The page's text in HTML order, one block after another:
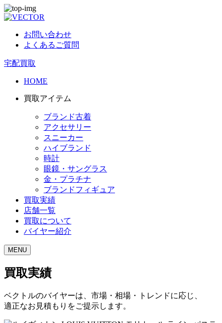
お問い合わせ
よくあるご質問
宅配買取
HOME
買取アイテム
ブランド古着
アクセサリー
スニーカー
ハイブランド
時計
眼鏡・サングラス
金・プラチナ
ブランドフィギュア
買取実績
店舗一覧
買取について
バイヤー紹介
MENU
買取実績
ベクトルのバイヤーは、市場・相場・トレンドに応じ、
適正なお見積もりをご提示します。